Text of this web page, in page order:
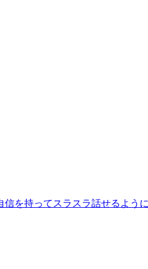
を持ってスラスラ話せるよう